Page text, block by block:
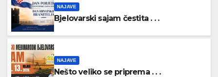
NAJAVE
Bjelovarski sajam čestita . . .
NAJAVE
Nešto veliko se priprema . . .